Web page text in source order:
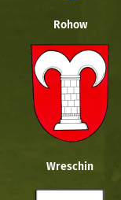
Rohow
Wreschin